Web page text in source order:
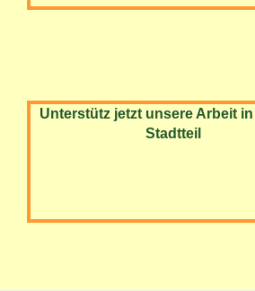
Unterstütz jetzt unsere Arbeit
Stadtteil